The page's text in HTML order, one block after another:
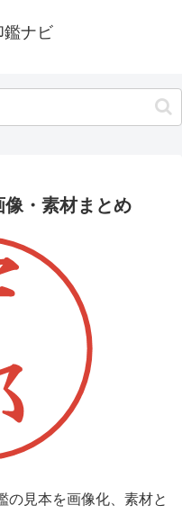
鑑ナビ
・素材まとめ
の見本を画像化、素材と